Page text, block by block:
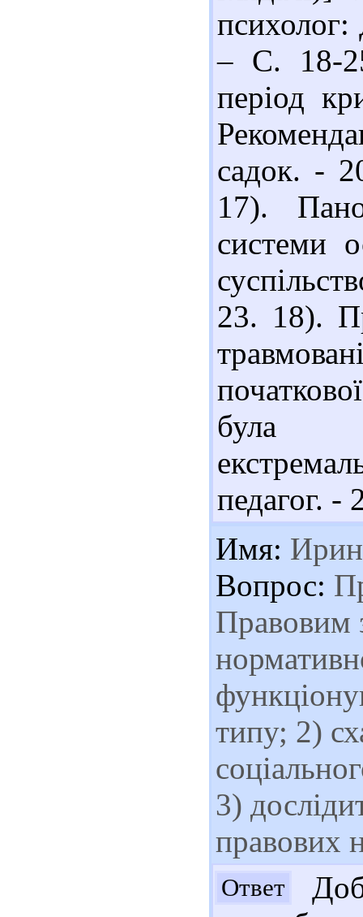
– С. 18-
період
садок. -
17).
системи
23. 18).
була
педагог.
Имя:
Вопрос:
Правовим
типу; 2)
3)
правових
Ответ